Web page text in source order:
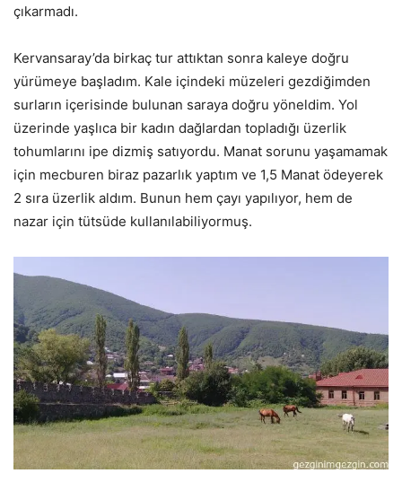
çıkarmadı.
Kervansaray’da birkaç tur attıktan sonra kaleye doğru
yürümeye başladım. Kale içindeki müzeleri gezdiğimden
surların içerisinde bulunan saraya doğru yöneldim. Yol
üzerinde yaşlıca bir kadın dağlardan topladığı üzerlik
tohumlarını ipe dizmiş satıyordu. Manat sorunu yaşamamak
için mecburen biraz pazarlık yaptım ve 1,5 Manat ödeyerek
2 sıra üzerlik aldım. Bunun hem çayı yapılıyor, hem de
nazar için tütsüde kullanılabiliyormuş.